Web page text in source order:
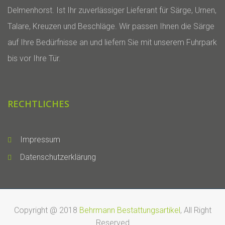
Delmenhorst. Ist Ihr zuverlässiger Lieferant für Särge, Urnen,
Talare, Kreuzen und Beschläge. Wir passen Ihnen die Särge
auf Ihre Bedürfnisse an und liefern Sie mit unserem Fuhrpark
bis vor Ihre Tür.
RECHTLICHES
Impressum
Datenschutzerklärung
Copyright @ 2018 Behrmann Bestattungsartikel , All Right
Reserved